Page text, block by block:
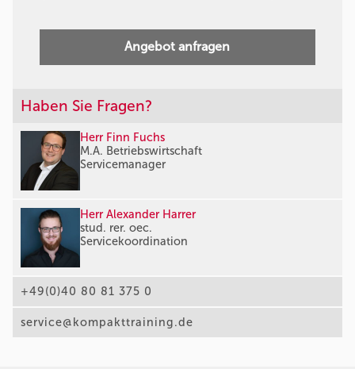
Angebot anfragen
Haben Sie Fragen?
Herr Finn Fuchs
M.A. Betriebswirtschaft
Servicemanager
Herr Alexander Harrer
stud. rer. oec.
Servicekoordination
+49(0)40 80 81 375 0
service@kompakttraining.de